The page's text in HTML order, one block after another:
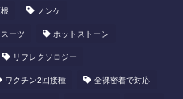
ノンケ
ーツ ホットストーン
リフレクソロジー
ワクチン2回接種 全裸密着で対応